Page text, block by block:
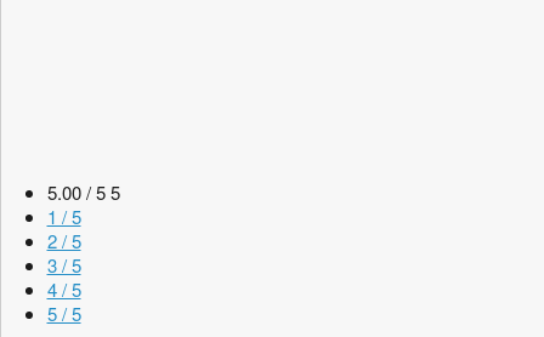
5.00 / 5 5
1 / 5
2 / 5
3 / 5
4 / 5
5 / 5